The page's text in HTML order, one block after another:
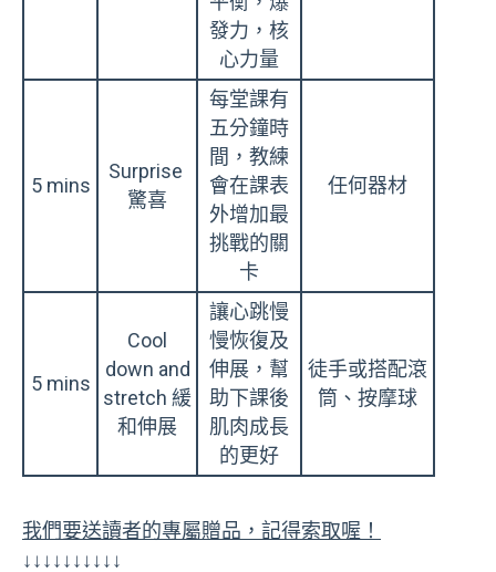
發力，核
心力量
5 mins
Surprise
驚喜
每堂課有
五分鐘時
間，教練
會在課表
外增加最
挑戰的關
卡
任何器材
5 mins
Cool
down and
stretch 緩
和伸展
讓心跳慢
慢恢復及
伸展，幫
助下課後
肌肉成長
的更好
徒手或搭配滾
筒、按摩球
我們要送讀者的專屬贈品，記得索取喔！
↓↓↓↓↓↓↓↓↓↓